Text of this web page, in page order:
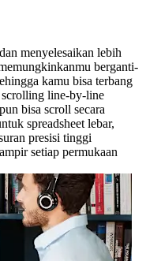
menyelesaikan lebih
berganti-
kamu bisa terbang
scrolling line-by-line
bisa scroll secara
spreadsheet lebar,
presisi tinggi
setiap permukaan